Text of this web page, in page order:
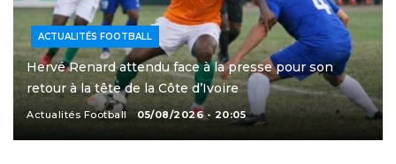
ACTUALITÉS FOOTBALL
Hervé Renard attendu face à la presse pour son
retour à la tête de la Côte d’Ivoire
Actualités Football 05/08/2026 - 20:05